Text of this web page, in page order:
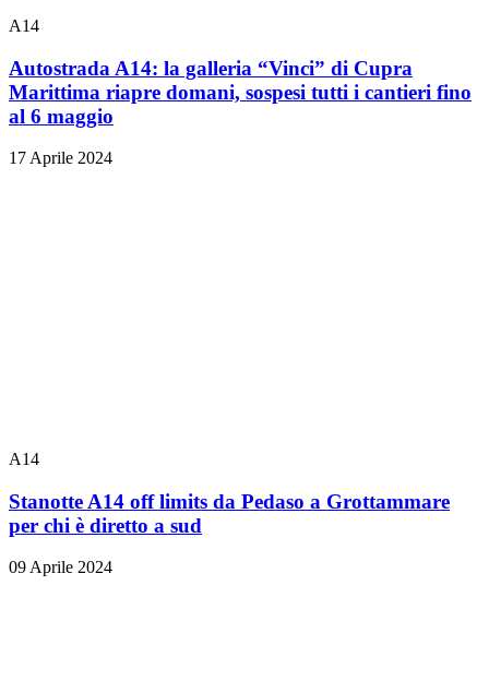
A14
Autostrada A14: la galleria “Vinci” di Cupra
Marittima riapre domani, sospesi tutti i cantieri fino
al 6 maggio
17 Aprile 2024
A14
Stanotte A14 off limits da Pedaso a Grottammare
per chi è diretto a sud
09 Aprile 2024